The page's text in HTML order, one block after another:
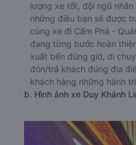
lượng xe tốt, đội ngũ
những điều bạn sẽ được
cùng xe đi Cẩm Phả -
đang từng bước hoàn
xuất bến đúng giờ, di
đón/trả khách đúng địa
khách hàng những hành
b. Hình ảnh xe Duy Khánh